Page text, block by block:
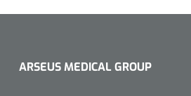
ARSEUS MEDICAL GROUP